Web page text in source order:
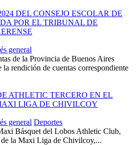
DEL CONSEJO ESCOLAR DE
POR EL TRIBUNAL DE
general
de la Provincia de Buenos Aires
la rendición de cuentas correspondiente
ATHLETIC TERCERO EN EL
LIGA DE CHIVILCOY
general Deportes
Básquet del Lobos Athletic Club,
la Maxi Liga de Chivilcoy,...